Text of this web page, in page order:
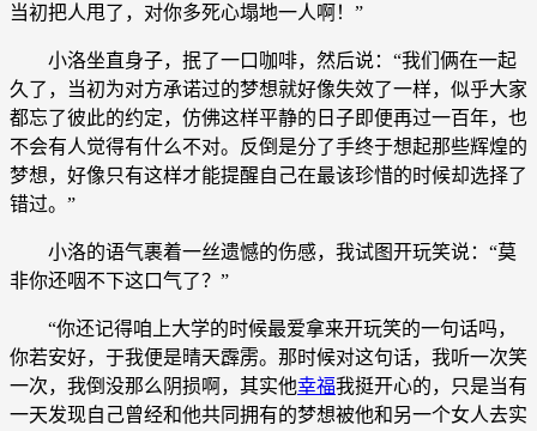
当初把人甩了，对你多死心塌地一人啊！”
小洛坐直身子，抿了一口咖啡，然后说：“我们俩在一起
久了，当初为对方承诺过的梦想就好像失效了一样，似乎大家
都忘了彼此的约定，仿佛这样平静的日子即便再过一百年，也
不会有人觉得有什么不对。反倒是分了手终于想起那些辉煌的
梦想，好像只有这样才能提醒自己在最该珍惜的时候却选择了
错过。”
小洛的语气裹着一丝遗憾的伤感，我试图开玩笑说：“莫
非你还咽不下这口气了？”
“你还记得咱上大学的时候最爱拿来开玩笑的一句话吗，
你若安好，于我便是晴天霹雳。那时候对这句话，我听一次笑
一次，我倒没那么阴损啊，其实他幸福我挺开心的，只是当有
一天发现自己曾经和他共同拥有的梦想被他和另一个女人去实